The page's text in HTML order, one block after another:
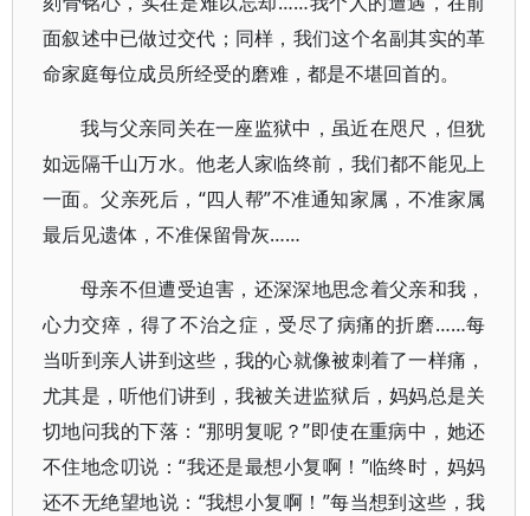
面叙述中已做过交代；同样，我们这个名副其实的革
命家庭每位成员所经受的磨难，都是不堪回首的。
我与父亲同关在一座监狱中，虽近在咫尺，但犹
如远隔千山万水。他老人家临终前，我们都不能见上
一面。父亲死后，“四人帮”不准通知家属，不准家属
最后见遗体，不准保留骨灰……
母亲不但遭受迫害，还深深地思念着父亲和我，
心力交瘁，得了不治之症，受尽了病痛的折磨……每
当听到亲人讲到这些，我的心就像被刺着了一样痛，
尤其是，听他们讲到，我被关进监狱后，妈妈总是关
切地问我的下落：“那明复呢？”即使在重病中，她还
不住地念叨说：“我还是最想小复啊！”临终时，妈妈
还不无绝望地说：“我想小复啊！”每当想到这些，我